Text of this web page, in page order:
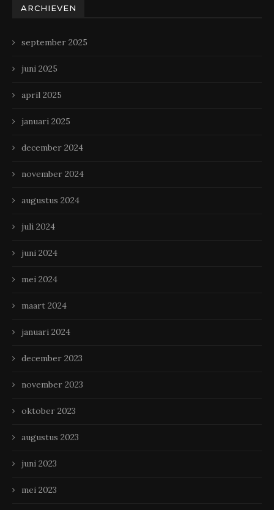
ARCHIEVEN
september 2025
juni 2025
april 2025
januari 2025
december 2024
november 2024
augustus 2024
juli 2024
juni 2024
mei 2024
maart 2024
januari 2024
december 2023
november 2023
oktober 2023
augustus 2023
juni 2023
mei 2023